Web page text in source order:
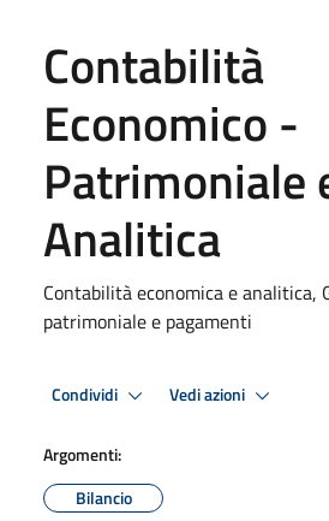
Contabilità
Economico -
Patrimoniale
Analitica
Contabilità economica e analitica,
patrimoniale e pagamenti
Condividi Vedi azioni
Argomenti:
Bilancio